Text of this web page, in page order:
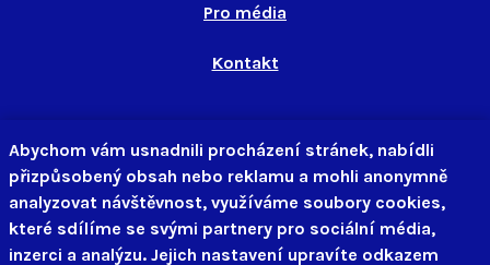
Pro média
Kontakt
info@ditearodina.cz
+420 702 018 081
Abychom vám usnadnili procházení stránek, nabídli
přizpůsobený obsah nebo reklamu a mohli anonymně
analyzovat návštěvnost, využíváme soubory cookies,
které sdílíme se svými partnery pro sociální média,
inzerci a analýzu. Jejich nastavení upravíte odkazem